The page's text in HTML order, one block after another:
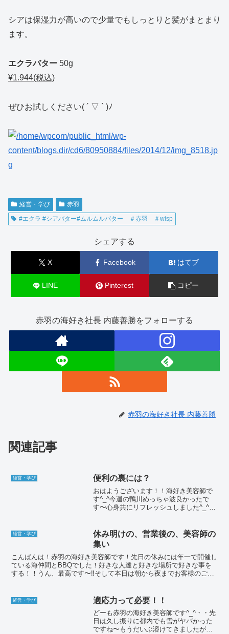
シアは保湿力が高いので少量でもしっとりと髪がまとまり
ます。
エクラバター 50g
¥1.944(税込)
ぜひお試しください( ´ ▽ ` )ﾉ
経営・学び
赤羽
#エクラ #シアバター#ムルムルバター ＃赤羽 ＃wisp
シェアする
X Facebook はてブ
LINE Pinterest コピー
赤羽の海好き社長 内藤善勝をフォローする
赤羽の海好き社長 内藤善勝
関連記事
経営・学び 便利の裏には？
おはようございます！！海好き美容師で
す^_^今週の鴨川めっちゃ波良かったで
す〜心身共にリフレッシュしました^_^そ
た。そうです、電子書籍ですね。今ま...
経営・学び
休み明けの、営業後の、美容師の
集い
こんばんは！赤羽の海好き美容師です！先日の休みには年一で開催し
ている海仲間とBBQでした！好きな人達と好きな場所で好きな事を
する！！うん、最高です〜‼️そして本日は朝から夜までお客様のご予
経営・学び 適応力って必要！！
どーも赤羽の海好き美容師です^_^・・先
日は久し振りに都内でも雪がヤバかった
ですね〜もうだいぶ溶けてきましたが、